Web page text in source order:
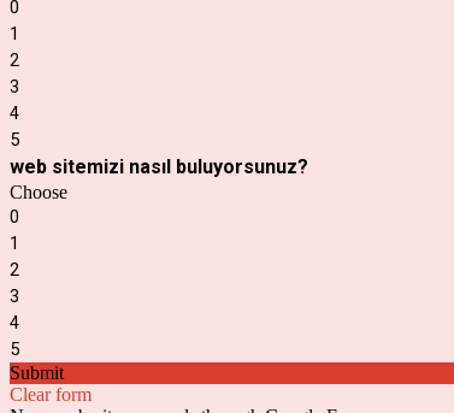
0
1
2
3
4
5
web sitemizi nasıl buluyorsunuz?
Choose
0
1
2
3
4
5
Submit
Clear form